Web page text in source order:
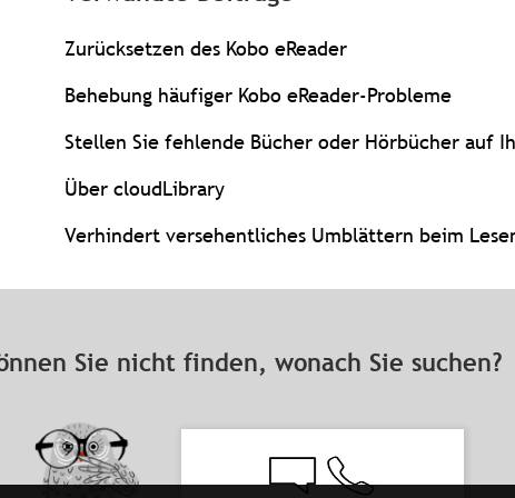
Zurücksetzen des Kobo eReader
Behebung häufiger Kobo eReader-Probleme
Stellen Sie fehlende Bücher oder Hörbücher auf
Über cloudLibrary
Verhindert versehentliches Umblättern beim
Sie nicht finden, wonach Sie suchen?